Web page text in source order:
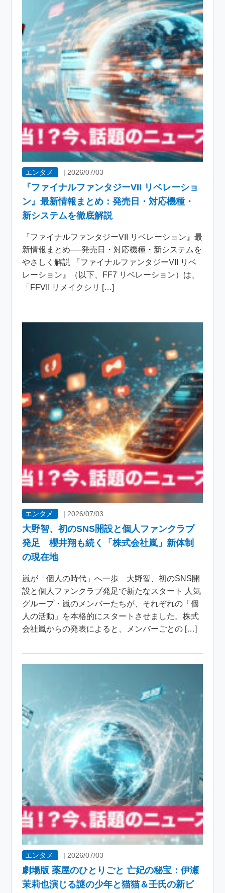
エンタメ | 2026/07/03
『ファイナルファンタジーVII リベレーショ
ン』最新情報まとめ：発売日・対応機種・
新システムを徹底解説
『ファイナルファンタジーVII リベレーション』最
新情報まとめ──発売日・対応機種・新システムを
やさしく解説 『ファイナルファンタジーVII リベ
レーション』（以下、FF7 リベレーション）は、
「FFVII リメイクシリ […]
エンタメ |2026/07/03
大野智、初のSNS開設と個人ファンクラブ
発足 櫻井翔も続く「株式会社嵐」新体制
の現在地
嵐が「個人の時代」へ一歩 大野智、初のSNS開
設と個人ファンクラブ発足で新たなスタート 人気
グループ・嵐のメンバーたちが、それぞれの「個
人の活動」を本格的にスタートさせました。株式
会社嵐からの発表によると、メンバーごとの […]
エンタメ |2026/07/03
劇場版 薬屋のひとりごと 亡妃の秘宝：伊瀬
茉莉也演じる謎の少年と猫猫＆壬氏の新ビ